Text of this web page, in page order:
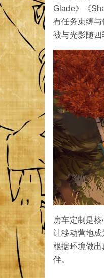
Glade》《
有任务束缚
被与光影随四
房车定制是
让移动营地
根据环境做
伴。